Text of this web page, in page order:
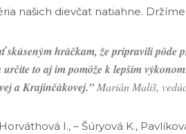
našich dievčat natiahne.
skúseným hráčkam, že pripravili pôde
to aj im pomôže k lepším
a Krajinčákovej.”Marián Mališ,
I., – Šúryová K.,